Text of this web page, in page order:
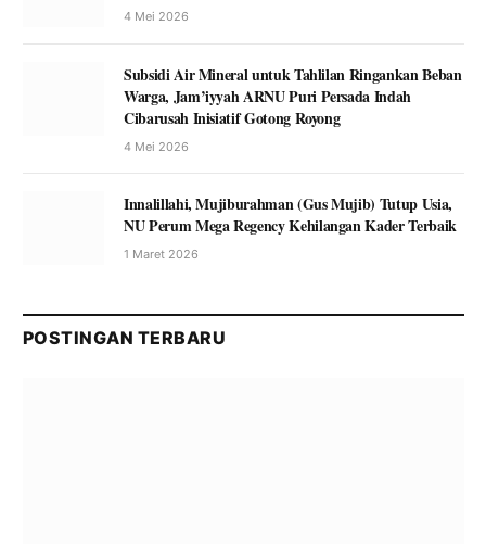
4 Mei 2026
Subsidi Air Mineral untuk Tahlilan Ringankan Beban
Warga, Jam’iyyah ARNU Puri Persada Indah
Cibarusah Inisiatif Gotong Royong
4 Mei 2026
Innalillahi, Mujiburahman (Gus Mujib) Tutup Usia,
NU Perum Mega Regency Kehilangan Kader Terbaik
1 Maret 2026
POSTINGAN TERBARU